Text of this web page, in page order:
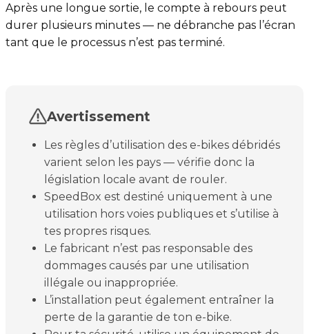
Après une longue sortie, le compte à rebours peut
durer plusieurs minutes — ne débranche pas l’écran
tant que le processus n’est pas terminé.
Avertissement
Les règles d’utilisation des e-bikes débridés
varient selon les pays — vérifie donc la
législation locale avant de rouler.
SpeedBox est destiné uniquement à une
utilisation hors voies publiques et s’utilise à
tes propres risques.
Le fabricant n’est pas responsable des
dommages causés par une utilisation
illégale ou inappropriée.
L’installation peut également entraîner la
perte de la garantie de ton e-bike.